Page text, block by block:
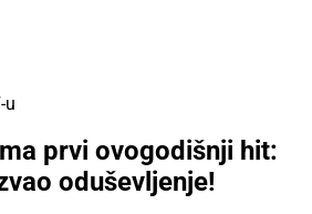
u
prvi ovogodišnji hit:
oduševljenje!